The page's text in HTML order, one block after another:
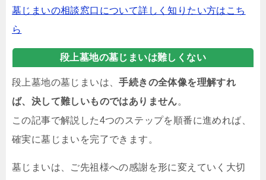
墓じまいの相談窓口について詳しく知りたい方はこち
ら
段上墓地の墓じまいは難しくない
段上墓地の墓じまいは、手続きの全体像を理解すれ
ば、決して難しいものではありません。
この記事で解説した4つのステップを順番に進めれば、
確実に墓じまいを完了できます。
墓じまいは、ご先祖様への感謝を形に変えていく大切